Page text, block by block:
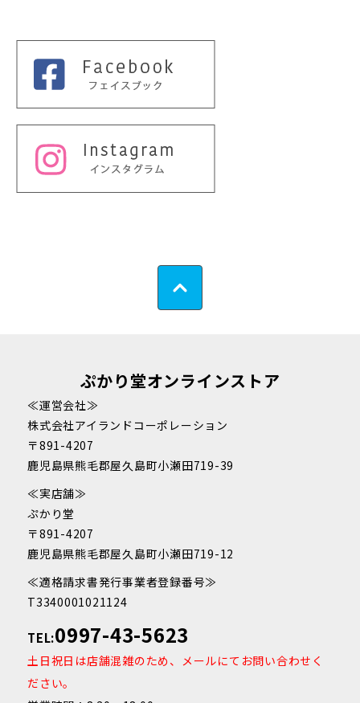
ぷかり堂オンラインストア
≪運営会社≫
株式会社アイランドコーポレーション
〒891-4207
鹿児島県熊毛郡屋久島町小瀬田719-39
≪実店舗≫
ぷかり堂
〒891-4207
鹿児島県熊毛郡屋久島町小瀬田719-12
≪適格請求書発行事業者登録番号≫
T3340001021124
TEL:0997-43-5623
土日祝日は店舗混雑のため、メールにてお問い合わせく
ださい。